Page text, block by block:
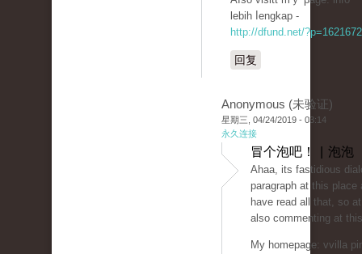
lebih ⅼengkap -
http://dfund.net/?p=1621672
回复
Anonymous (未验证)
星期三, 04/24/2019 - 03:14
永久连接
冒个泡吧！ | 泡泡
Ahaa, its faѕtidious
paragraph at this
havе read all tһat, so
also commenting at
My homepage: vvilla